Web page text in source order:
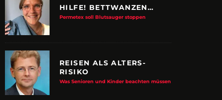
HILFE! BETTWANZEN…
Permetex soll Blutsauger stoppen
REISEN ALS ALTERS-
RISIKO
Was Senioren und Kinder beachten müssen